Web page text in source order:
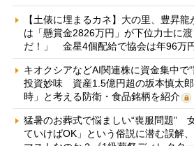
【土俵に埋まるカネ】大の里、豊昇
は「懸賞金2826万円」が下位力士に
だ！」 金星4個配給で協会は年96万
キオクシアなどAI関連株に資金集中で
投資妙味 資産1.5億円超の坂本慎太
時」と考える防衛・食品銘柄を紹介
猛暑のお葬式で悩ましい“喪服問題”
ていけばOK」という俗説に潜む誤解